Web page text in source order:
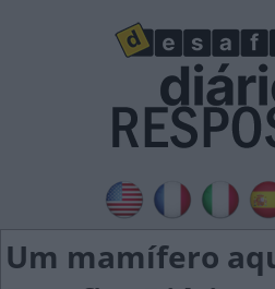
Um mamífero